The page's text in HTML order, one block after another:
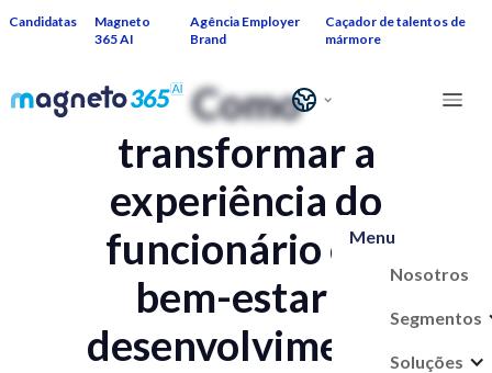
Candidatas
Magneto
365 AI
Agência Employer
Brand
Caçador de talentos de
mármore
Menu
Nosotros
Segmentos
Soluções
Como
transformar a
experiência do
funcionário em
bem-estar e
desenvolvimento